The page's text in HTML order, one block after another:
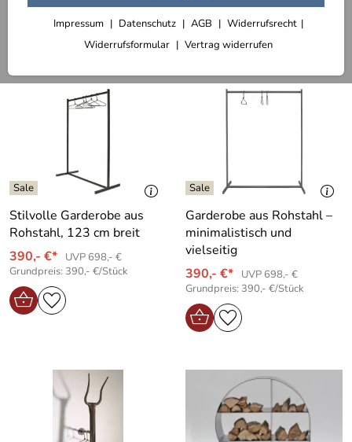
Impressum Datenschutz AGB
Widerrufsrecht
Widerrufsformular
Vertrag widerrufenSortieren
Stilvolle Garderobe aus
Rohstahl, 123 cm breit
390,- €*
UVP 698,- €
Grundpreis: 390,- €/Stück
Garderobe aus Rohstahl –
minimalistisch und
vielseitig
390,- €*
UVP 698,- €
Grundpreis: 390,- €/Stück